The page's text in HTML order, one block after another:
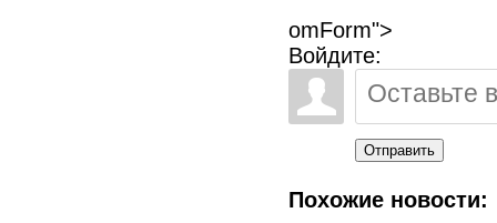
omForm">
Войдите:
Отправить
Похожие новости: